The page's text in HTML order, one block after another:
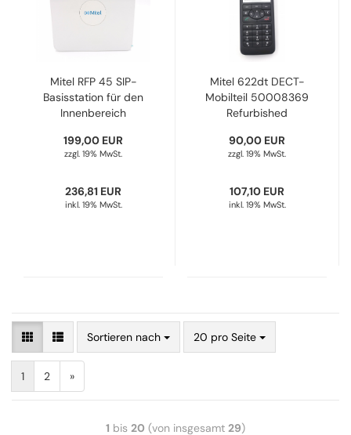
Mitel RFP 45 SIP-
Basisstation für den
Innenbereich
Refurbished
199,00 EUR
zzgl. 19% MwSt.
236,81 EUR
inkl. 19% MwSt.
Mitel 622dt DECT-
Mobilteil 50008369
Refurbished
90,00 EUR
zzgl. 19% MwSt.
107,10 EUR
inkl. 19% MwSt.
Sortieren nach 20 pro Seite
1 2 »
1 bis 20 (von insgesamt 29)